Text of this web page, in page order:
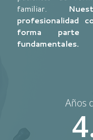
familiar.
profesionalidad
forma parte
fundamentales.
Años